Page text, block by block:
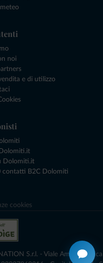
noi
e di utilizzo
Dolomiti.it
contatti B2C Dolomiti
cookies
S.r.l. - Viale Amedeo Duca